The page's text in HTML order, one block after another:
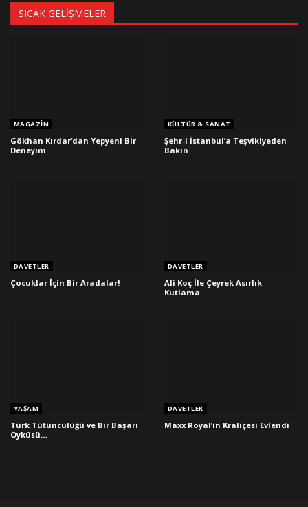
SICAK GELIŞMELER
MAGAZIN
Gökhan Kırdar’dan Yepyeni Bir
Deneyim
KÜLTÜR & SANAT
Şehr-i İstanbul’a Teşvikiyeden
Bakın
DAVETLER
Çocuklar İçin Bir Aradalar!
DAVETLER
Ali Koç İle Çeyrek Asırlık
Kutlama
YAŞAM
Türk Tütüncülüğü ve Bir Başarı
Öyküsü…
DAVETLER
Maxx Royal’in Kraliçesi Evlendi